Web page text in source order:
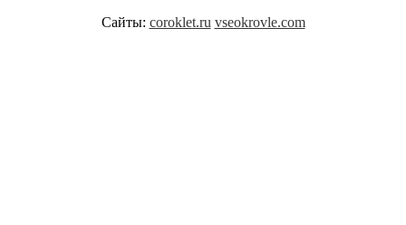
Сайты: coroklet.ru vseokrovle.com